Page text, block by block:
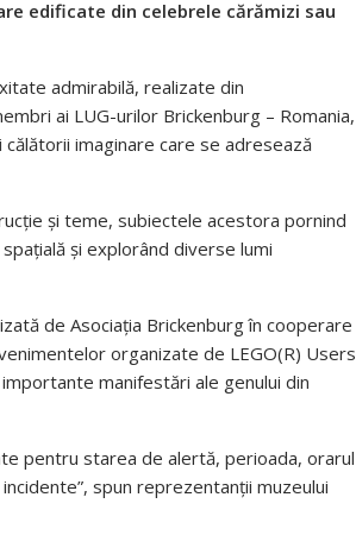
edificate din celebrele cărămizi sau
admirabilă, realizate din
ai LUG-urilor Brickenburg – Romania,
călătorii imaginare care se adresează
și teme, subiectele acestora pornind
și explorând diverse lumi
de Asociația Brickenburg în cooperare
organizate de LEGO(R) Users
manifestări ale genului din
pentru starea de alertă, perioada, orarul
spun reprezentanții muzeului